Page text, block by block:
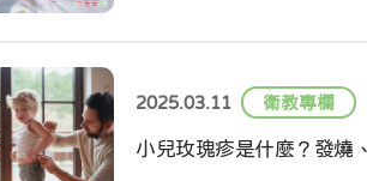
2025.03.11 衛教專欄
小兒玫瑰疹是什麼？發燒